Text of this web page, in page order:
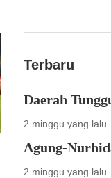
Terbaru
Daerah
2 minggu yang lalu
Agung-
2 minggu yang lalu